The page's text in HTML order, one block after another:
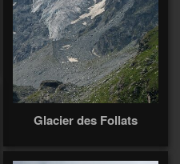
Glacier des Follats